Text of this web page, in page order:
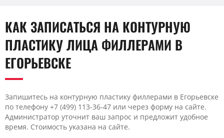
КАК ЗАПИСАТЬСЯ НА КОНТУРНУЮ
ПЛАСТИКУ ЛИЦА ФИЛЛЕРАМИ В
ЕГОРЬЕВСКЕ
Запишитесь на контурную пластику филлерами в Егорьевске
по телефону +7 (499) 113-36-47 или через форму на сайте.
Администратор уточнит ваш запрос и предложит удобное
время. Стоимость указана на сайте.